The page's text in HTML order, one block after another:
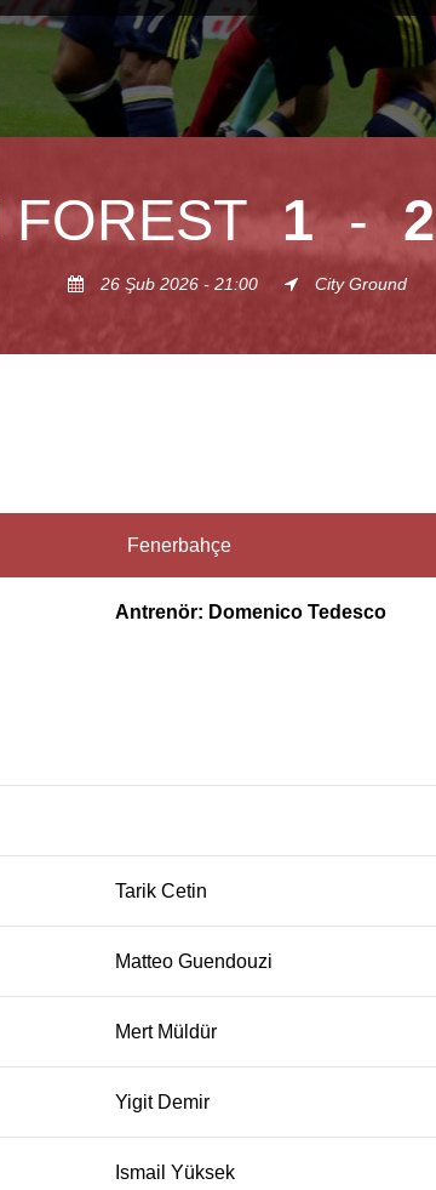
1 - 2
26 Şub 2026 - 21:00 City Ground
Fenerbahçe
Antrenör: Domenico Tedesco
Tarik Cetin
Matteo Guendouzi
Mert Müldür
Yigit Demir
Ismail Yüksek